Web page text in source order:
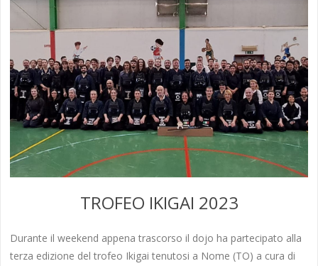
TROFEO IKIGAI 2023
Durante il weekend appena trascorso il dojo ha partecipato alla
terza edizione del trofeo Ikigai tenutosi a Nome (TO) a cura di